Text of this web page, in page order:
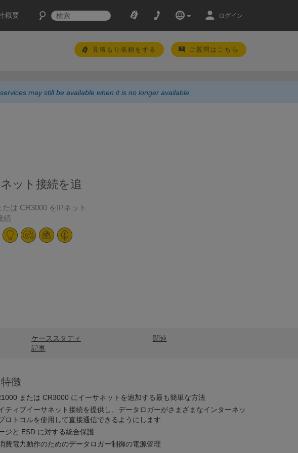
概要 ログイン
見積もり依頼をする ご質問はこちら
may still be available when it is no longer available.
ット接続を追
たは CR3000 をIPネット
続
ケーススタディ
記事
関連
徴
または CR3000 にイーサネットを追加する最も簡単な方法
ティブイーサネット接続を提供し、データロガーがさまざまなインターネッ
ロトコルを使用して直接通信できるようにします
ジと ESD に対する統合保護
費電力動作のためのデータロガー制御の電源管理